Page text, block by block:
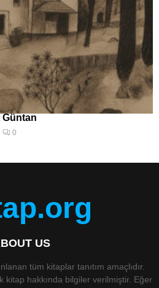
Güntan
0
US
tüm kitaplar tanıtım amaçlıdır.
kitap hakkında bilgiler verilmiştir. Eğer